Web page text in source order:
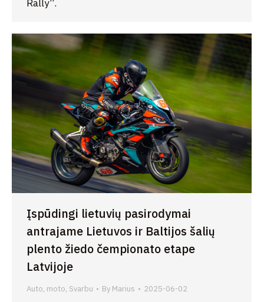
Rally“.
Įspūdingi lietuvių pasirodymai
antrajame Lietuvos ir Baltijos šalių
plento žiedo čempionato etape
Latvijoje
Auto, moto, Svarbu By Marius 2025-06-02